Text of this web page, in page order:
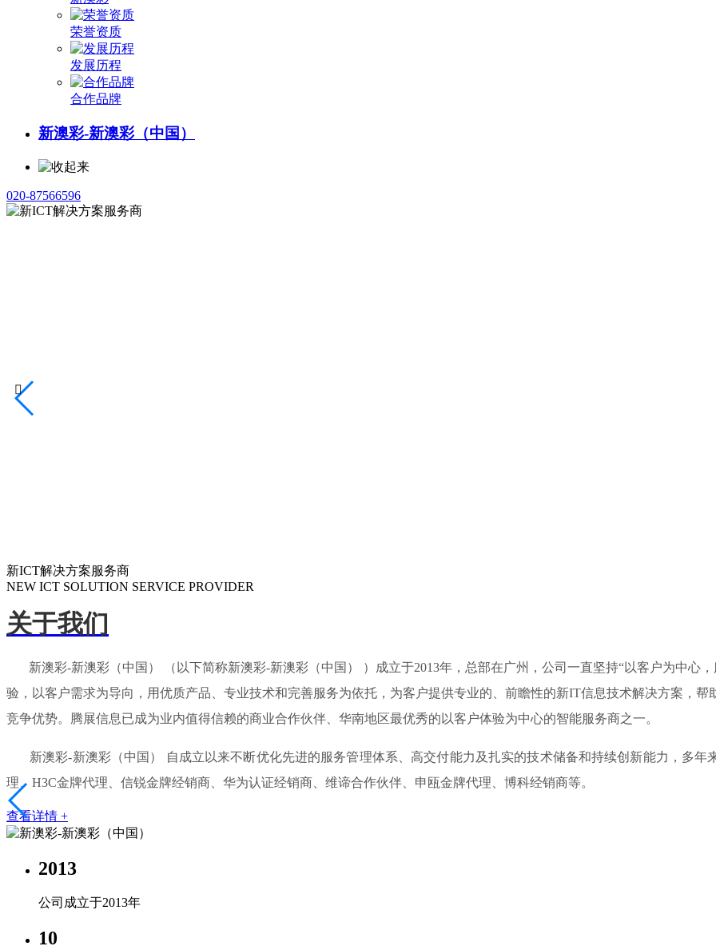
荣誉资质
发展历程
合作品牌
新澳彩-新澳彩（中国）
020-87566596
新ICT解决方案服务商
NEW ICT SOLUTION SERVICE PROVIDER

关于我们
新澳彩-新澳彩（中国） （以下简称新澳彩-新澳彩（中国） ）成立于2013年，总部在广州，公司一直坚持“以客户为中心
验，以客户需求为导向，用优质产品、专业技术和完善服务为依托，为客户提供专业的、前瞻性的新IT信息技术解决方案，
竞争优势。腾展信息已成为业内值得信赖的商业合作伙伴、华南地区最优秀的以客户体验为中心的智能服务商之一。
新澳彩-新澳彩（中国） 自成立以来不断优化先进的服务管理体系、高交付能力及扎实的技术储备和持续创新能力，多年
理、H3C金牌代理、信锐金牌经销商、华为认证经销商、维谛合作伙伴、申瓯金牌代理、博科经销商等。
查看详情 +
2013
公司成立于2013年
10